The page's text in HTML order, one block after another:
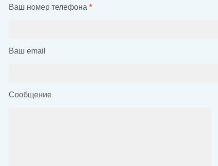
Ваш номер телефона *
Ваш email
Сообщение